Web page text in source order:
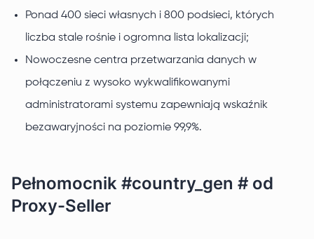
Ponad 400 sieci własnych i 800 podsieci, których
liczba stale rośnie i ogromna lista lokalizacji;
Nowoczesne centra przetwarzania danych w
połączeniu z wysoko wykwalifikowanymi
administratorami systemu zapewniają wskaźnik
bezawaryjności na poziomie 99,9%.
Pełnomocnik #country_gen # od
Proxy-Seller